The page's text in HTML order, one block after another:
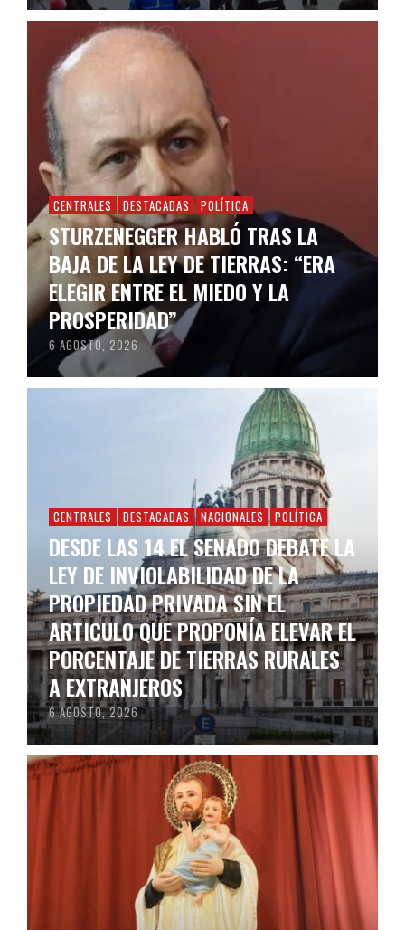
CENTRALES DESTACADAS POLÍTICA
STURZENEGGER HABLÓ TRAS LA
BAJA DE LA LEY DE TIERRAS: “ERA
ELEGIR ENTRE EL MIEDO Y LA
PROSPERIDAD”
6 AGOSTO, 2026
CENTRALES DESTACADAS NACIONALES POLÍTICA
DESDE LAS 14 EL SENADO DEBATE LA
LEY DE INVIOLABILIDAD DE LA
PROPIEDAD PRIVADA SIN EL
ARTICULO QUE PROPONÍA ELEVAR EL
PORCENTAJE DE TIERRAS RURALES
A EXTRANJEROS
6 AGOSTO, 2026